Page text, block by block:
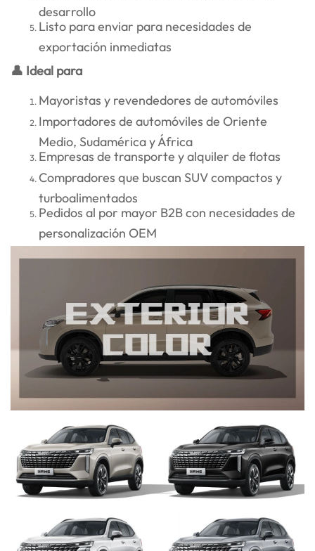
desarrollo
Listo para enviar para necesidades de
exportación inmediatas
👤 Ideal para
Mayoristas y revendedores de automóviles
Importadores de automóviles de Oriente
Medio, Sudamérica y África
Empresas de transporte y alquiler de flotas
Compradores que buscan SUV compactos y
turboalimentados
Pedidos al por mayor B2B con necesidades de
personalización OEM